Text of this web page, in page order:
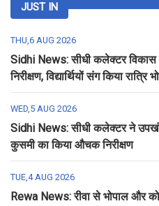
JUST IN
THU,6 AUG 2026
Sidhi News: सीधी कलेक्टर विकास
निरीक्षण, विद्यार्थियों संग किया रात्रि
WED,5 AUG 2026
Sidhi News: सीधी कलेक्टर ने
कुसमी का किया औचक निरीक्षण
TUE,4 AUG 2026
Rewa News: रीवा से भोपाल और